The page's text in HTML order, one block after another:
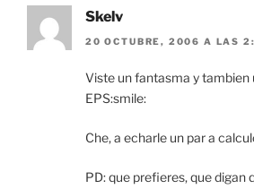
Skelv
20 OCTUBRE, 2006 A LAS
Viste un fantasma y tambien
EPS:smile:
Che, a echarle un par a
PD: que prefieres, que digan